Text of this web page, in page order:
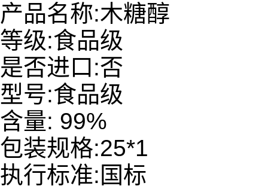
产品名称:木糖醇
等级:食品级
是否进口:否
型号:食品级
含量: 99%
包装规格:25*1
执行标准:国标